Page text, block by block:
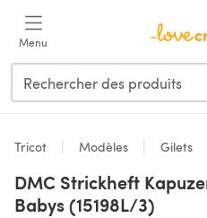
Menu
Tricot Modèles Gilets
DMC Strickheft
Babys (15198L/3)